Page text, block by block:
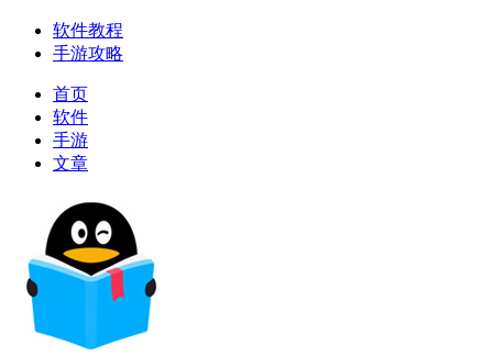
软件教程
手游攻略
首页
软件
手游
文章